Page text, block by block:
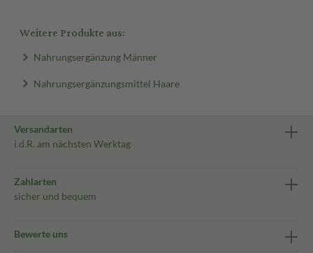
Weitere Produkte aus:
Nahrungsergänzung Männer
Nahrungsergänzungsmittel Haare
Versandarten
i.d.R. am nächsten Werktag
Zahlarten
sicher und bequem
Bewerte uns